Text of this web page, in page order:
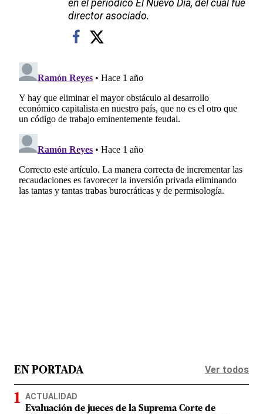
en el periódico El Nuevo Día, del cual fue
director asociado.
EN PORTADA Ver todos
ACTUALIDAD
Evaluación de jueces de la Suprema Corte de